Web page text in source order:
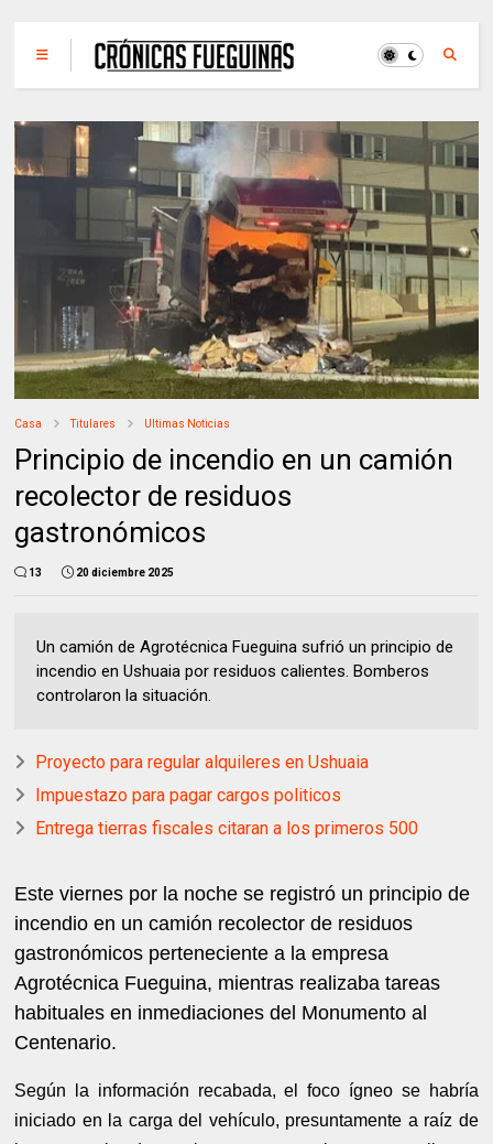
Casa Titulares Ultimas Noticias
Principio de incendio en un camión
recolector de residuos
gastronómicos
13 20 diciembre 2025
Un camión de Agrotécnica Fueguina sufrió un principio de
incendio en Ushuaia por residuos calientes. Bomberos
controlaron la situación.
Proyecto para regular alquileres en Ushuaia
Impuestazo para pagar cargos politicos
Entrega tierras fiscales citaran a los primeros 500
Este viernes por la noche se registró un principio de
incendio en un camión recolector de residuos
gastronómicos perteneciente a la empresa
Agrotécnica Fueguina, mientras realizaba tareas
habituales en inmediaciones del Monumento al
Centenario.
Según la información recabada, el foco ígneo se habría
iniciado en la carga del vehículo, presuntamente a raíz de